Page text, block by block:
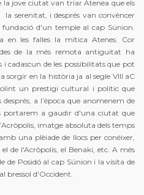
la jove ciutat van triar Atenea que els
serenitat, i després van convèncer
d'un temple al cap Súnion.
en les falles la mítica Atenes. Cor
de la més remota antiguitat ha
cadascun de les possibilitats que pot
sorgir en la història ja al segle VIII aC
un prestigi cultural i polític que
a l’època que anomenem de
portarem a gaudir d'una ciutat que
imatge absoluta dels temps
una plèiade de llocs per conéixer,
de l'Acròpolis, el Benaki, etc. A més
de Posidó al cap Súnion i la visita de
bressol d'Occident.